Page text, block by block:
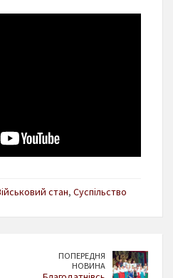
стан, Суспільство
ПОПЕРЕДНЯ
НОВИНА